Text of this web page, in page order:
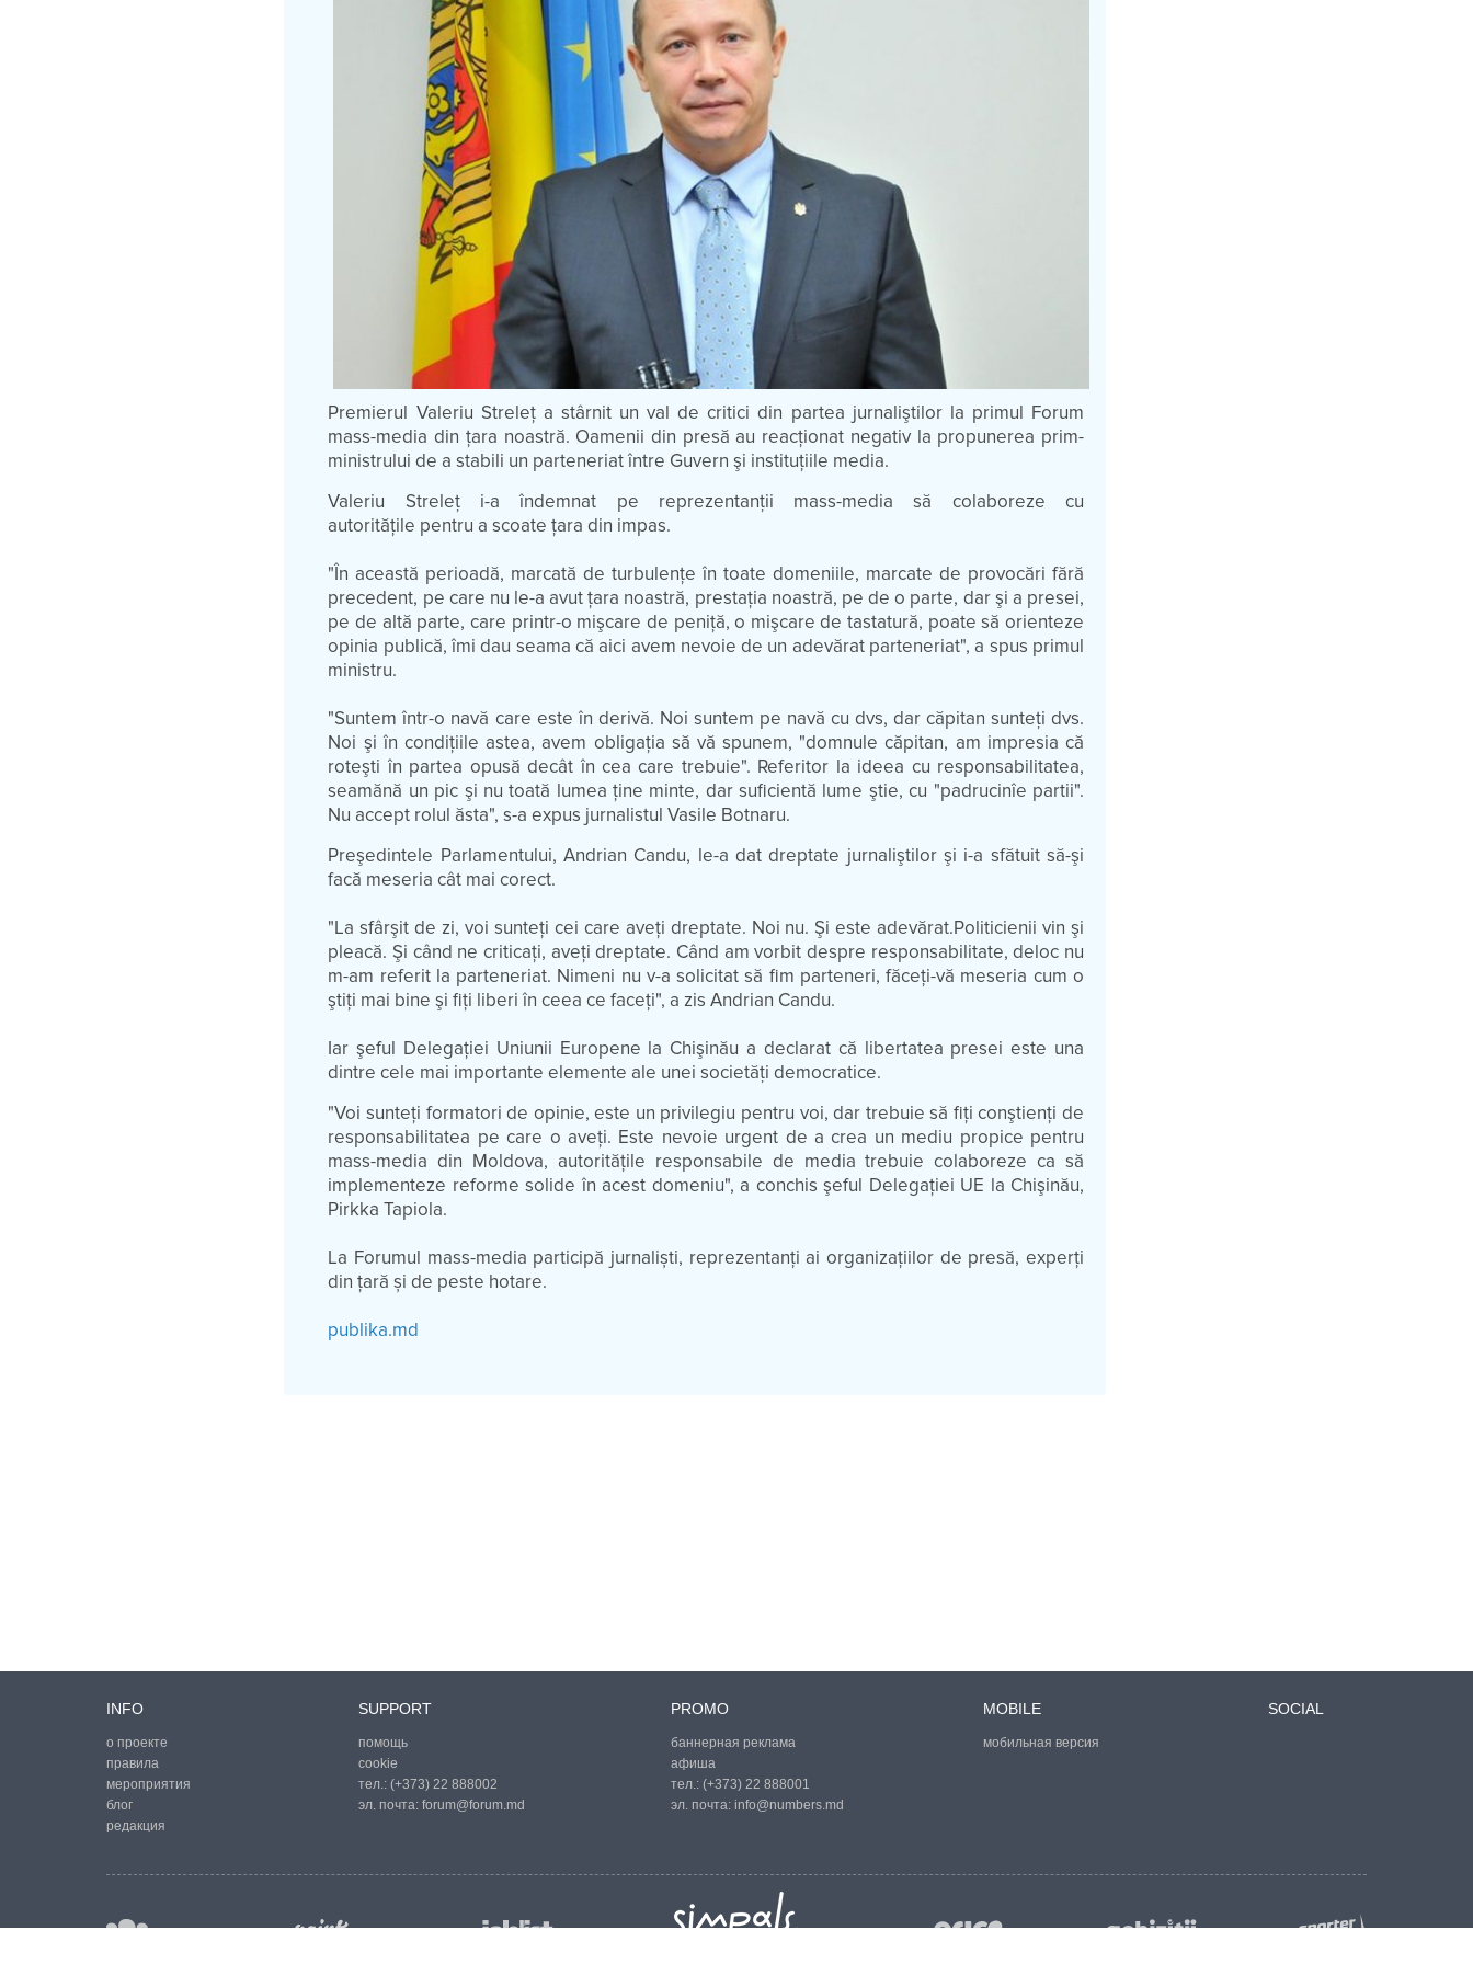
Premierul Valeriu Streleţ a stârnit un val de critici din partea jurnaliştilor la primul Forum
mass-media din ţara noastră. Oamenii din presă au reacţionat negativ la propunerea prim-
ministrului de a stabili un parteneriat între Guvern şi instituţiile media.
Valeriu Streleţ i-a îndemnat pe reprezentanţii mass-media să colaboreze cu
autorităţile pentru a scoate ţara din impas.
"În această perioadă, marcată de turbulenţe în toate domeniile, marcate de provocări fără
precedent, pe care nu le-a avut ţara noastră, prestaţia noastră, pe de o parte, dar şi a presei,
pe de altă parte, care printr-o mişcare de peniţă, o mişcare de tastatură, poate să orienteze
opinia publică, îmi dau seama că aici avem nevoie de un adevărat parteneriat", a spus primul
ministru.
"Suntem într-o navă care este în derivă. Noi suntem pe navă cu dvs, dar căpitan sunteţi dvs.
Noi şi în condiţiile astea, avem obligaţia să vă spunem, "domnule căpitan, am impresia că
roteşti în partea opusă decât în cea care trebuie". Referitor la ideea cu responsabilitatea,
seamănă un pic şi nu toată lumea ţine minte, dar suficientă lume ştie, cu "padrucinîe partii".
Nu accept rolul ăsta", s-a expus jurnalistul Vasile Botnaru.
Preşedintele Parlamentului, Andrian Candu, le-a dat dreptate jurnaliştilor şi i-a sfătuit să-şi
facă meseria cât mai corect.
"La sfârşit de zi, voi sunteţi cei care aveţi dreptate. Noi nu. Şi este adevărat.Politicienii vin şi
pleacă. Şi când ne criticaţi, aveţi dreptate. Când am vorbit despre responsabilitate, deloc nu
m-am referit la parteneriat. Nimeni nu v-a solicitat să fim parteneri, făceţi-vă meseria cum o
ştiţi mai bine şi fiţi liberi în ceea ce faceţi", a zis Andrian Candu.
Iar şeful Delegaţiei Uniunii Europene la Chişinău a declarat că libertatea presei este una
dintre cele mai importante elemente ale unei societăţi democratice.
"Voi sunteţi formatori de opinie, este un privilegiu pentru voi, dar trebuie să fiţi conştienţi de
responsabilitatea pe care o aveţi. Este nevoie urgent de a crea un mediu propice pentru
mass-media din Moldova, autorităţile responsabile de media trebuie colaboreze ca să
implementeze reforme solide în acest domeniu", a conchis şeful Delegaţiei UE la Chişinău,
Pirkka Tapiola.
La Forumul mass-media participă jurnaliști, reprezentanți ai organizaţiilor de presă, experți
din țară și de peste hotare.
publika.md
INFO
о проекте
правила
мероприятия
блог
редакция
SUPPORT
помощь
cookie
тел.: (+373) 22 888002
эл. почта: forum@forum.md
PROMO
баннерная реклама
афиша
тел.: (+373) 22 888001
эл. почта: info@numbers.md
MOBILE
мобильная версия
SOCIAL